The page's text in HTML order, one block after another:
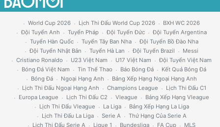
World Cup 2026 Lịch Thi Đấu World Cup 2026
BXH WC 2026
Đội Tuyển Anh
Tuyển Pháp Đội Tuyển Đức
Đội Tuyển Argentina
Tuyển Hàn Quốc
Tuyển Tây Ban Nha
Đội Tuyển Bồ Đào Nha
Đội Tuyển Nhật Bản
Tuyển Hà Lan Đội Tuyển Brazil
Messi
Cristiano Ronaldo
U23 Việt Nam U17 Việt Nam
Đội Tuyển Việt Nam
Bóng Đá Việt Nam
Tin Thể Thao Báo Bóng Đá
Kết Quả Bóng Đá
Bóng Đá
Ngoại Hạng Anh
Bảng Xếp Hạng Ngoại Hạng Anh
Lịch Thi Đấu Ngoại Hạng Anh
Champions League
Lịch Thi Đấu C1
Europa League
Lịch Thi Đấu C2 Vleague
Bảng Xếp Hạng Vleague
Lịch Thi Đấu Vleague
La Liga
Bảng Xếp Hạng La Liga
Lịch Thi Đấu La Liga
Serie A
Thứ Hạng Của Serie A
Lịch Thi Đấu Serie A
Ligue 1 Bundesliga FA Cup MLS